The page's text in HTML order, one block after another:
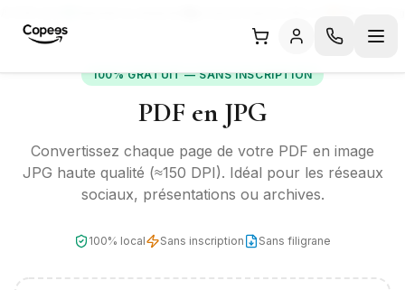
100% GRATUIT — SANS INSCRIPTION
PDF en JPG
Convertissez chaque page de votre PDF en image
JPG haute qualité (≈150 DPI). Idéal pour les réseaux
sociaux, présentations ou archives.
100% local Sans inscription Sans filigrane